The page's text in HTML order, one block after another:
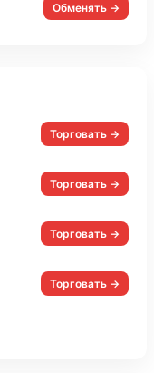
Обменять →
Торговать →
Торговать →
Торговать →
Торговать →